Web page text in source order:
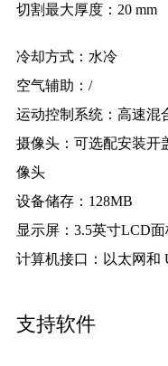
切割最大厚度： 20 mm
冷却方式： 水冷
空气辅助： /
运动控制系统： 高速混
摄像头： 可选配安装开
像头
设备储存： 128MB
显示屏： 3.5英寸LCD面
计算机接口： 以太网和
支持软件